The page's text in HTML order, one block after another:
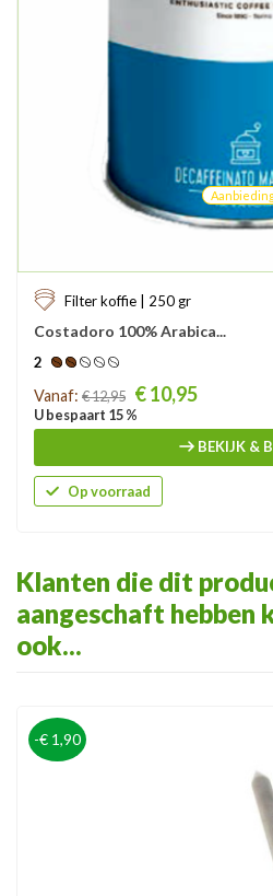
Filter koffie | 250 gr
Costadoro 100% Arabica...
2
Prijs
Vanaf: € 12,95 € 10,95
U bespaart 15 %
BEKIJK &
Op voorraad
Klanten die dit
aangeschaft hebben
ook...
-€ 1,90